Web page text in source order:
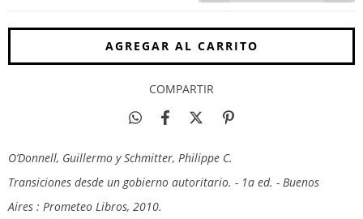
COMPARTIR
O’Donnell, Guillermo y Schmitter, Philippe C.
Transiciones desde un gobierno autoritario. - 1a ed. - Buenos
Aires : Prometeo Libros, 2010.